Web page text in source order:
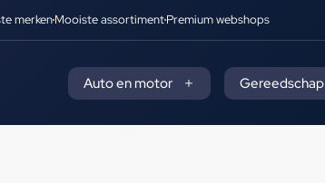
merkenMooiste assortimentPremium webshops
Auto en motor Gereedschap